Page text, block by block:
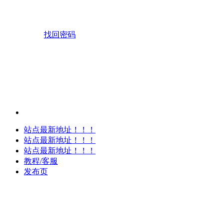
找回密码
站点最新地址！！！
站点最新地址！！！
站点最新地址！！！
教程/客服
发布页